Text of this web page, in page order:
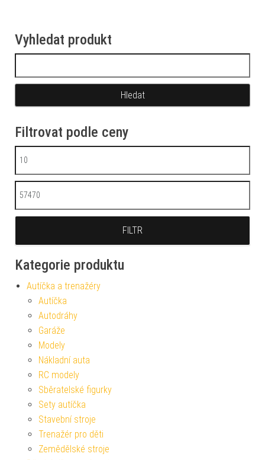
Vyhledat produkt
Filtrovat podle ceny
Minimální cena
Maximální cena
FILTR
Kategorie produktu
Autíčka a trenažéry
Autíčka
Autodráhy
Garáže
Modely
Nákladní auta
RC modely
Sběratelské figurky
Sety autíčka
Stavební stroje
Trenažér pro děti
Zemědělské stroje